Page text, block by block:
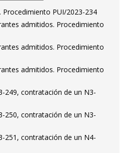
Procedimiento PUI/2023-234
admitidos. Procedimiento
admitidos. Procedimiento
admitidos. Procedimiento
249, contratación de un N3-
250, contratación de un N3-
251, contratación de un N4-